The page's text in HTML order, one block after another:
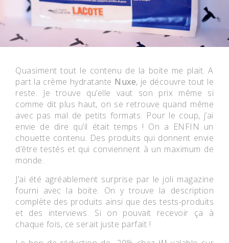
Quasiment tout le contenu de la boite me plait. A
part la crème hydratante Nuxe, je découvre tout le
reste. Je trouve qu’elle vaut son prix même si
comme dit plus haut, on se retrouve quand même
avec pas mal de petits formats. Pour le coup, j’ai
envie de dire qu’il était temps ! On a ENFIN un
chouette contenu. Des produits qui donnent envie
d’être testés et qui conviennent à un maximum de
monde.
J’ai été agréablement surprise par le joli magazine
fourni avec la boite. On y trouve la description
complète des produits ainsi que des tests-produits
et des interviews. Si on pouvait recevoir ça à
chaque fois, ce serait juste parfait !